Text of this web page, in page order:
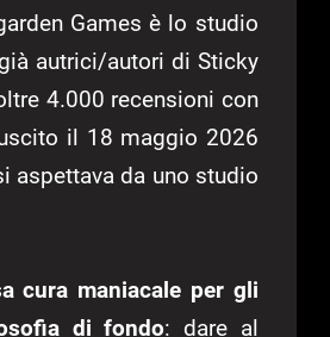
Games è lo studio
autrici/autori di Sticky
4.000 recensioni con
il 18 maggio 2026
aspettava da uno studio
cura maniacale per gli
di fondo: dare al